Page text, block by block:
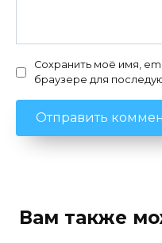
Сохранить моё имя,
браузере для
Вам также